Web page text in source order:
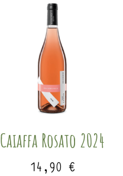
Caiaffa Rosato 2024
14,90€